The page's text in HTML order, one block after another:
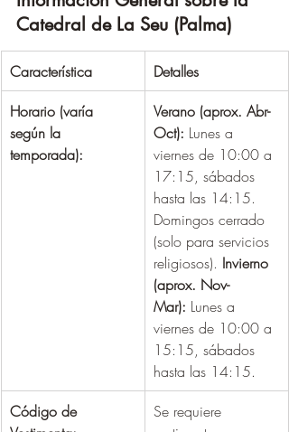
Catedral de La Seu (Palma)
Característica
Detalles
Horario (varía
según la
temporada):
Verano (aprox. Abr-
Oct): Lunes a
viernes de 10:00 a
17:15, sábados
hasta las 14:15.
Domingos cerrado
(solo para servicios
religiosos). Invierno
(aprox. Nov-
Mar): Lunes a
viernes de 10:00 a
15:15, sábados
hasta las 14:15.
Código de
Se requiere